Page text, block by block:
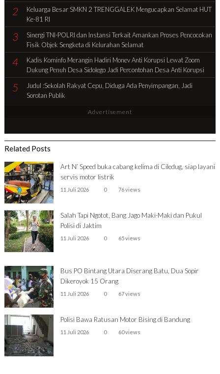
2
Keluarga Besar SMKN 2 TRENGGALEK Mengucapkan Selamat HUT
Ke-81 RI
3
Sinergi TNI-POLRI dan Instansi Terkait Amankan Proses Pencocokan
Fisik Objek Sengketa di Kelurahan Selamat
4
Kadis Kominfo Merangin Hadiri Monev Anti Korupsi Lewat Zoom
Dukung Penuh Desa Sidolego Jadi Percontohan Desa Anti Korupsi
5
Judul :Sekolah Rakyat Cepu, Diduga Ada Penyimpangan, Jadi
Sorotan Publik
Advertisement
Related Posts
Art N’ Speed buka cabang kelima di Ciledug, siap layani
servis motor listrik
11 Juli 2026 0 76 views
Salah Tapi Ngotot, Bang Jago Maki-Maki dan Pukul
Polisi di Jaktim
11 Juli 2026 0 65 views
Bus PO Bintang Utara Diserang Batu, Dua Sopir
Dikeroyok 15 Orang
11 Juli 2026 0 67 views
Polisi Bawa Ratusan Motor Bising di Bandung
11 Juli 2026 0 60 views